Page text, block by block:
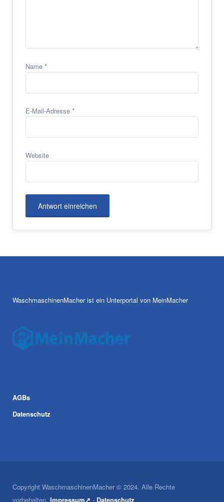
Name *
E-Mail-Adresse *
Website
WaschmaschinenMacher ist ein Unterportal von MeinMacher
AGBs
Datenschutz
Copyright WaschmaschinenMacher © 2024. Alle Rechte
vorbehalten. Impressum↗ - Datenschutz